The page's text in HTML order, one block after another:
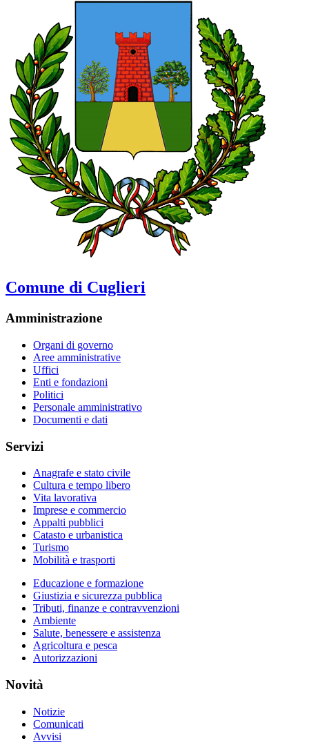
Comune di Cuglieri
Amministrazione
Organi di governo
Aree amministrative
Uffici
Enti e fondazioni
Politici
Personale amministrativo
Documenti e dati
Servizi
Anagrafe e stato civile
Cultura e tempo libero
Vita lavorativa
Imprese e commercio
Appalti pubblici
Catasto e urbanistica
Turismo
Mobilità e trasporti
Educazione e formazione
Giustizia e sicurezza pubblica
Tributi, finanze e contravvenzioni
Ambiente
Salute, benessere e assistenza
Agricoltura e pesca
Autorizzazioni
Novità
Notizie
Comunicati
Avvisi